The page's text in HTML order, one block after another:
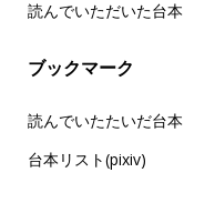
読んでいただいた台本
ブックマーク
読んでいたたいだ台本
台本リスト(pixiv)